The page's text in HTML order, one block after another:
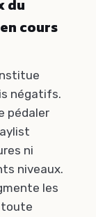
du
cours
négatifs.
pédaler
ni
niveaux.
les
toute